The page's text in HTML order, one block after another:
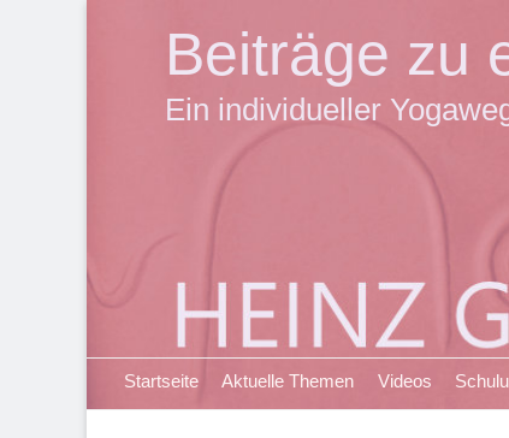
Beiträge zu
Ein individueller
Primäres Menü
ZumStartseite Aktuelle Themen Videos